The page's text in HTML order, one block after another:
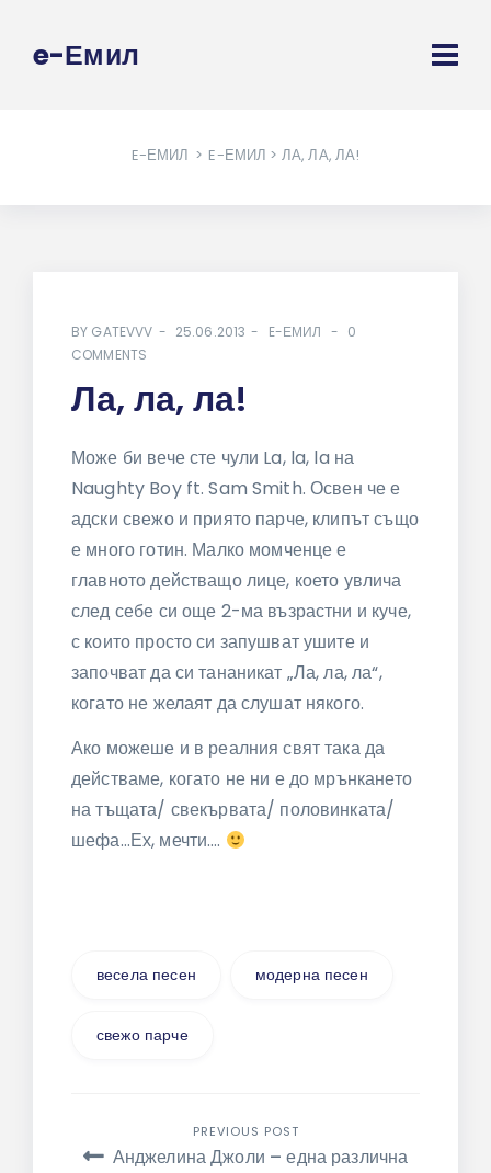
e-Емил
E-ЕМИЛ > E-ЕМИЛ > ЛА, ЛА, ЛА!
BY GATEVVV 25.06.2013 E-ЕМИЛ
0
COMMENTS
Ла, ла, ла!
Може би вече сте чули La, la, la на
Naughty Boy ft. Sam Smith. Освен че е
адски свежо и приято парче, клипът също
е много готин. Малко момченце е
главното действащо лице, което увлича
след себе си още 2-ма възрастни и куче,
с които просто си запушват ушите и
започват да си тананикат „Ла, ла, ла“,
когато не желаят да слушат някого.
Ако можеше и в реалния свят така да
действаме, когато не ни е до мрънкането
на тъщата/ свекървата/ половинката/
шефа…Ех, мечти….
весела песен модерна песен
свежо парче
Навигация
PREVIOUS POST
Анджелина Джоли – една различна